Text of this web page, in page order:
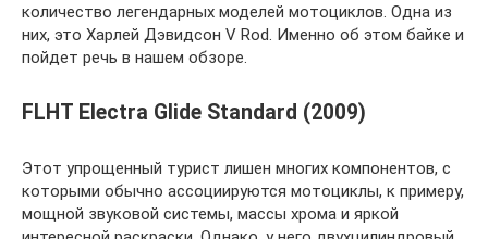
количество легендарных моделей мотоциклов. Одна из
них, это Харлей Дэвидсон V Rod. Именно об этом байке и
пойдет речь в нашем обзоре.
FLHT Electra Glide Standard (2009)
Этот упрощенный турист лишен многих компонентов, с
которыми обычно ассоциируются мотоциклы, к примеру,
мощной звуковой системы, массы хрома и яркой